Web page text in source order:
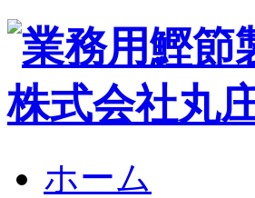
ホーム